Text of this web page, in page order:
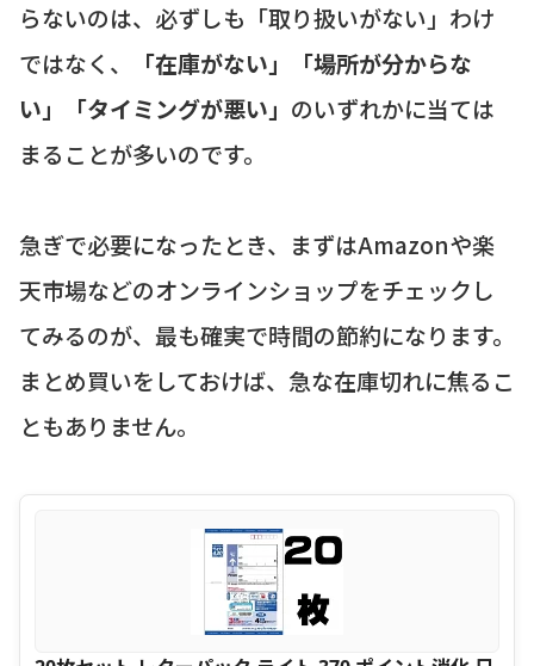
らないのは、必ずしも「取り扱いがない」わけ
ではなく、
「在庫がない」「場所が分からな
い」「タイミングが悪い」 のいずれかに当ては
まることが多いのです。
急ぎで必要になったとき、まずはAmazonや楽
天市場などのオンラインショップをチェックし
てみるのが、最も確実で時間の節約になります。
まとめ買いをしておけば、急な在庫切れに焦るこ
ともありません。